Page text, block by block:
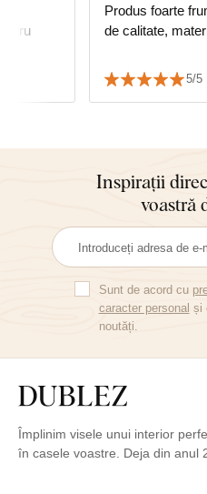
Produs foarte
de calitate,
5/5
Inspirații
voastră
Sunt de acord cu
caracter personal și
noutăți.
Împlinim visele unui interior
în casele voastre. Deja din anul